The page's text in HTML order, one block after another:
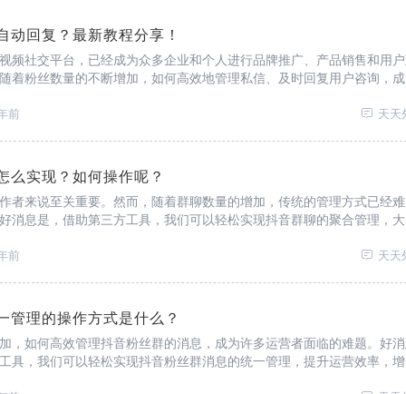
动回复？最新教程分享！
频社交平台，已经成为众多企业和个人进行品牌推广、产品销售和用
着粉丝数量的不断增加，如何高效地管理私信、及时回复用户咨询，
前 天天
么实现？如何操作呢？
者来说至关重要。然而，随着群聊数量的增加，传统的管理方式已经
消息是，借助第三方工具，我们可以轻松实现抖音群聊的聚合管理，
前 天天
管理的操作方式是什么？
，如何高效管理抖音粉丝群的消息，成为许多运营者面临的难题。好
具，我们可以轻松实现抖音粉丝群消息的统一管理，提升运营效率，